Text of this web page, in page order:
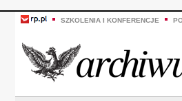
SZKOLENIA I KONFERENCJE